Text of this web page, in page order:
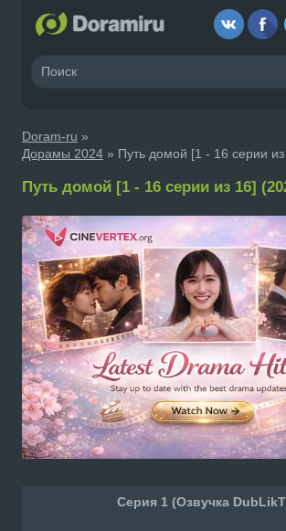
Doram-ru »
Дорамы 2024 » Путь домой [1 - 16 серии
Путь домой [1 - 16 серии из 16]
Серия 1 (Озвучка